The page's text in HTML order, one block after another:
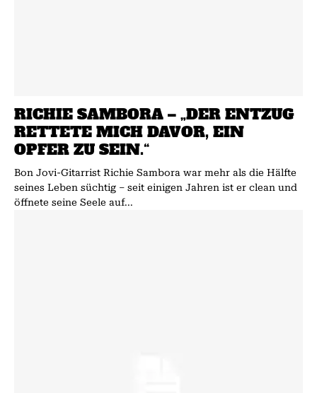
RICHIE SAMBORA – „DER ENTZUG
RETTETE MICH DAVOR, EIN
OPFER ZU SEIN.“
Bon Jovi-Gitarrist Richie Sambora war mehr als die Hälfte
seines Leben süchtig – seit einigen Jahren ist er clean und
öffnete seine Seele auf...